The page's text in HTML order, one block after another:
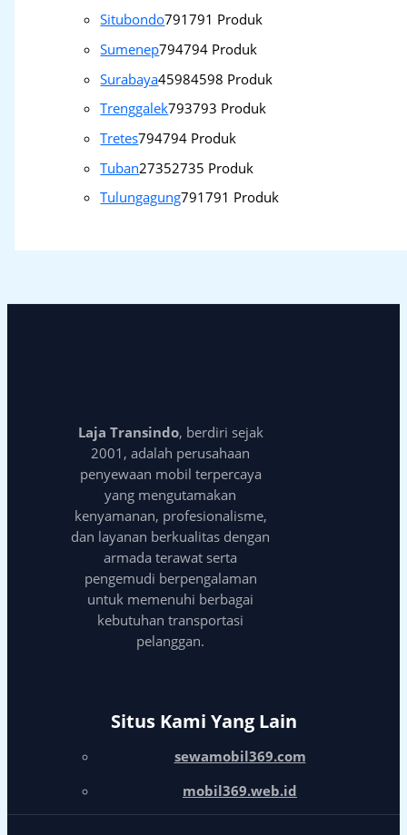
Situbondo791791 Produk
Sumenep794794 Produk
Surabaya45984598 Produk
Trenggalek793793 Produk
Tretes794794 Produk
Tuban27352735 Produk
Tulungagung791791 Produk
Laja Transindo, berdiri sejak
2001, adalah perusahaan
penyewaan mobil terpercaya
yang mengutamakan
kenyamanan, profesionalisme,
dan layanan berkualitas dengan
armada terawat serta
pengemudi berpengalaman
untuk memenuhi berbagai
kebutuhan transportasi
pelanggan.
Situs Kami Yang Lain
sewamobil369.com
mobil369.web.id